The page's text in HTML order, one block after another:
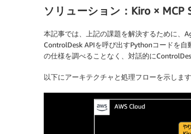
ソリューション：Kiro × MCP
本記事では、上記の課題を解決するために、
ControlDesk APIを呼び出すPythonコードを
の仕様を調べることなく、対話的に
以下にアーキテクチャと処理フローを示します